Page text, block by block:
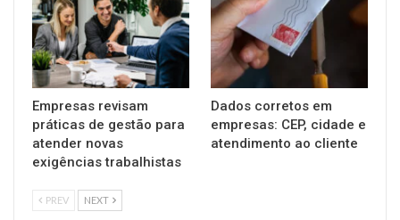
Empresas revisam
práticas de gestão para
atender novas
exigências trabalhistas
Dados corretos em
empresas: CEP, cidade e
atendimento ao cliente
PREV NEXT